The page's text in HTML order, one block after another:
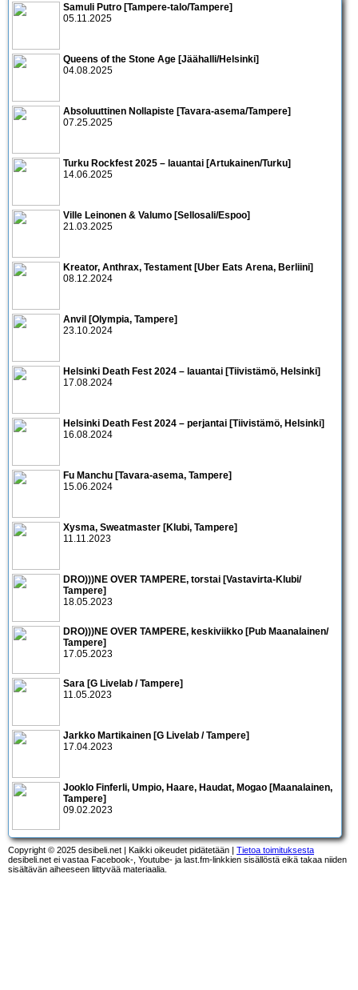
Samuli Putro [Tampere-talo/Tampere]
05.11.2025
Queens of the Stone Age [Jäähalli/Helsinki]
04.08.2025
Absoluuttinen Nollapiste [Tavara-asema/Tampere]
07.25.2025
Turku Rockfest 2025 – lauantai [Artukainen/Turku]
14.06.2025
Ville Leinonen & Valumo [Sellosali/Espoo]
21.03.2025
Kreator, Anthrax, Testament [Uber Eats Arena, Berliini]
08.12.2024
Anvil [Olympia, Tampere]
23.10.2024
Helsinki Death Fest 2024 – lauantai [Tiivistämö, Helsinki]
17.08.2024
Helsinki Death Fest 2024 – perjantai [Tiivistämö, Helsinki]
16.08.2024
Fu Manchu [Tavara-asema, Tampere]
15.06.2024
Xysma, Sweatmaster [Klubi, Tampere]
11.11.2023
DRO)))NE OVER TAMPERE, torstai [Vastavirta-Klubi/
Tampere]
18.05.2023
DRO)))NE OVER TAMPERE, keskiviikko [Pub Maanalainen/
Tampere]
17.05.2023
Sara [G Livelab / Tampere]
11.05.2023
Jarkko Martikainen [G Livelab / Tampere]
17.04.2023
Jooklo Finferli, Umpio, Haare, Haudat, Mogao [Maanalainen,
Tampere]
09.02.2023
Copyright © 2025 desibeli.net | Kaikki oikeudet pidätetään | Tietoa toimituksesta
desibeli.net ei vastaa Facebook-, Youtube- ja last.fm-linkkien sisällöstä eikä takaa niiden
sisältävän aiheeseen liittyvää materiaalia.